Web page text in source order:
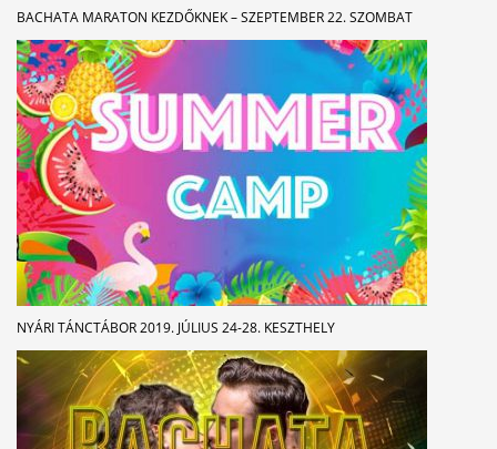
BACHATA MARATON KEZDŐKNEK – SZEPTEMBER 22. SZOMBAT
NYÁRI TÁNCTÁBOR 2019. JÚLIUS 24-28. KESZTHELY